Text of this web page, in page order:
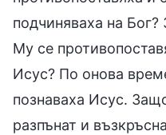
подчиняваха на
Му се
Исус? По онова
познаваха Исус.
разпънат и